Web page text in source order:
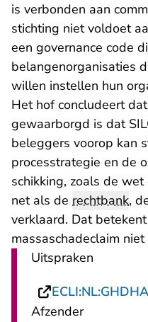
is verbonden aan
stichting niet voldoet
een governance code
belangenorganisaties
willen instellen hun
Het hof concludeert
gewaarborgd is dat
beleggers voorop kan
processtrategie en de
schikking, zoals de
net als de rechtbank,
verklaard. Dat
massaschadeclaim
Uitspraken
Afzender